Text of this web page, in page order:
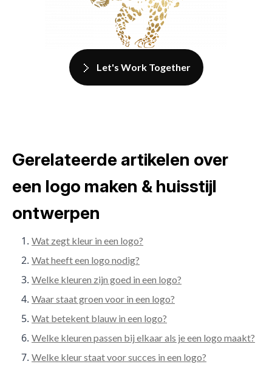
Let's Work Together
Gerelateerde artikelen over
een logo maken & huisstijl
ontwerpen
Wat zegt kleur in een logo?
Wat heeft een logo nodig?
Welke kleuren zijn goed in een logo?
Waar staat groen voor in een logo?
Wat betekent blauw in een logo?
Welke kleuren passen bij elkaar als je een logo maakt?
Welke kleur staat voor succes in een logo?